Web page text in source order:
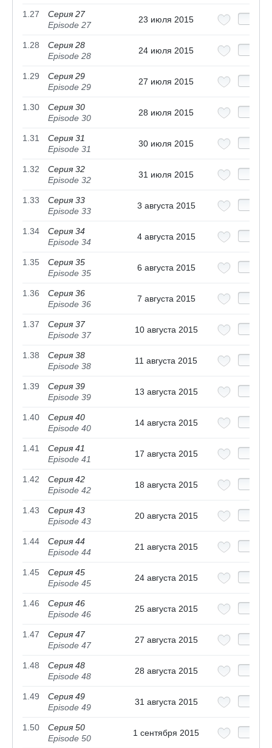
1.27
Серия 27
Episode 27
23 июля 2015
1.28
Серия 28
Episode 28
24 июля 2015
1.29
Серия 29
Episode 29
27 июля 2015
1.30
Серия 30
Episode 30
28 июля 2015
1.31
Серия 31
Episode 31
30 июля 2015
1.32
Серия 32
Episode 32
31 июля 2015
1.33
Серия 33
Episode 33
3 августа 2015
1.34
Серия 34
Episode 34
4 августа 2015
1.35
Серия 35
Episode 35
6 августа 2015
1.36
Серия 36
Episode 36
7 августа 2015
1.37
Серия 37
Episode 37
10 августа 2015
1.38
Серия 38
Episode 38
11 августа 2015
1.39
Серия 39
Episode 39
13 августа 2015
1.40
Серия 40
Episode 40
14 августа 2015
1.41
Серия 41
Episode 41
17 августа 2015
1.42
Серия 42
Episode 42
18 августа 2015
1.43
Серия 43
Episode 43
20 августа 2015
1.44
Серия 44
Episode 44
21 августа 2015
1.45
Серия 45
Episode 45
24 августа 2015
1.46
Серия 46
Episode 46
25 августа 2015
1.47
Серия 47
Episode 47
27 августа 2015
1.48
Серия 48
Episode 48
28 августа 2015
1.49
Серия 49
Episode 49
31 августа 2015
1.50
Серия 50
Episode 50
1 сентября 2015